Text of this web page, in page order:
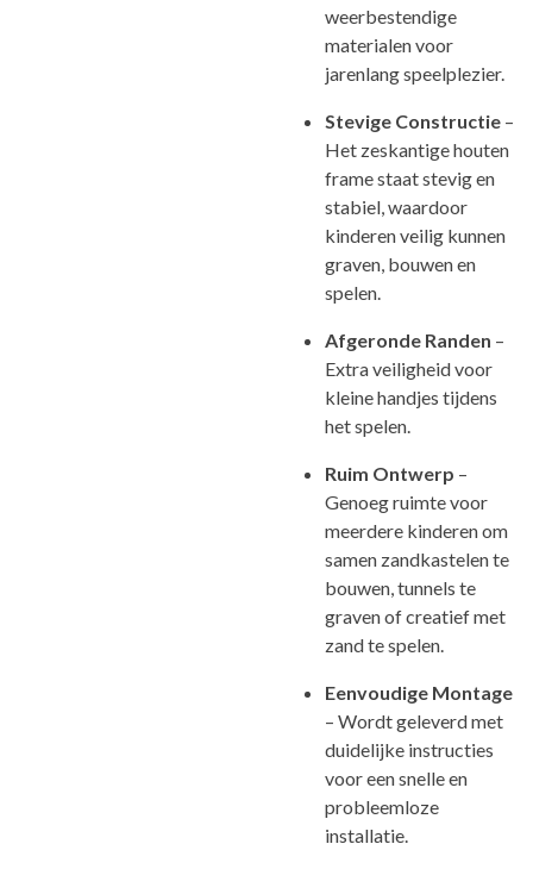
weerbestendige
materialen voor
jarenlang speelplezier.
Stevige Constructie –
Het zeskantige houten
frame staat stevig en
stabiel, waardoor
kinderen veilig kunnen
graven, bouwen en
spelen.
Afgeronde Randen –
Extra veiligheid voor
kleine handjes tijdens
het spelen.
Ruim Ontwerp –
Genoeg ruimte voor
meerdere kinderen om
samen zandkastelen te
bouwen, tunnels te
graven of creatief met
zand te spelen.
Eenvoudige Montage
– Wordt geleverd met
duidelijke instructies
voor een snelle en
probleemloze
installatie.